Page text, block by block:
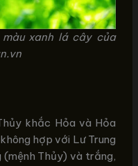
xanh lá cây của
khắc Hỏa và Hỏa
hợp với Lư Trung
(mệnh Thủy) và trắng,